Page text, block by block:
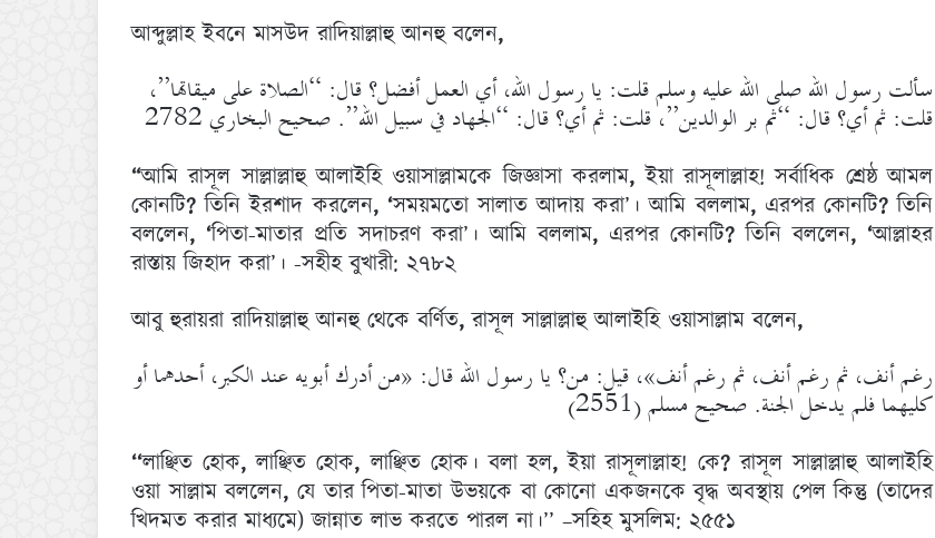
আব্দুল্লাহ ইবনে মাসউদ রাদিয়াল্লাহু আনহু বলেন,
سألت رسول الله صلى الله عليه وسلم قلت: يا رسول الله، أي العمل أفضل؟ قال: “الصلاة على ميقاتها”،
قلت: ثم أي؟ قال: “ثم بر الوالدين”، قلت: ثم أي؟ قال: “الجهاد في سبيل الله”. صحيح البخاري 2782
“আমি রাসূল সাল্লাল্লাহু আলাইহি ওয়াসাল্লামকে জিজ্ঞাসা করলাম,ইয়া রাসূলাল্লাহ! সর্বাধিক শ্রেষ্ঠ আমল
কোনটি?তিনি ইরশাদ করলেন, ‘সময়মতো সালাত আদায় করা’। আমি বললাম, এরপর কোনটি?তিনি
বললেন, ‘পিতা-মাতার প্রতি সদাচরণ করা’। আমি বললাম, এরপর কোনটি?তিনি বললেন, ‘আল্লাহর
রাস্তায় জিহাদ করা’। -সহীহ বুখারী: ২৭৮২
আবু হুরায়রা রাদিয়াল্লাহু আনহু থেকে বর্ণিত,রাসূল সাল্লাল্লাহু আলাইহি ওয়াসাল্লাম বলেন,
رغم أنف، ثم رغم أنف، ثم رغم أنف»، قيل: من؟ يا رسول الله قال: «من أدرك أبويه عند الكبر، أحدهما أو
كليهما فلم يدخل الجنة. صحيح مسلم (2551)
‘‘লাঞ্ছিত হোক,লাঞ্ছিত হোক,লাঞ্ছিত হোক। বলা হল,ইয়া রাসূলাল্লাহ! কে?রাসূল সাল্লাল্লাহু আলাইহি
ওয়া সাল্লাম বললেন, যে তার পিতা-মাতা উভয়কে বা কোনো একজনকে বৃদ্ধ অবস্থায় পেল কিন্তু (তাদের
খিদমত করার মাধ্যমে) জান্নাত লাভ করতে পারল না।’’ –সহিহ মুসলিম: ২৫৫১